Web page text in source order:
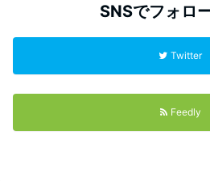
SNSでフォロ
Twitter
Feedly